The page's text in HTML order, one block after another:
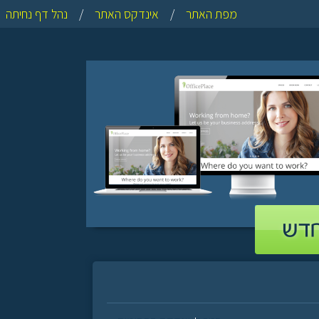
מפת האתר / אינדקס האתר / נהל דף נחיתה